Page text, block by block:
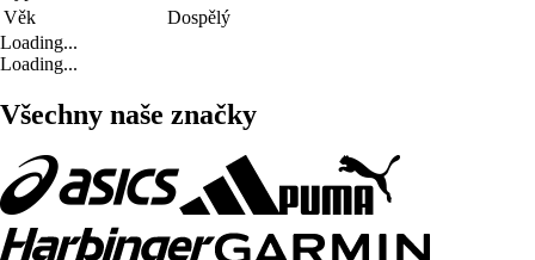
Věk
Dospělý
Loading...
Loading...
Všechny naše značky